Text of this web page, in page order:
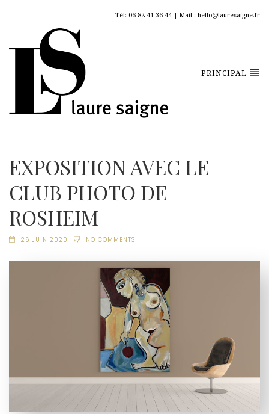
Tél: 06 82 41 36 44 | Mail : hello@lauresaigne.fr
PRINCIPAL
EXPOSITION AVEC LE
CLUB PHOTO DE
ROSHEIM
26 JUIN 2020 NO COMMENTS